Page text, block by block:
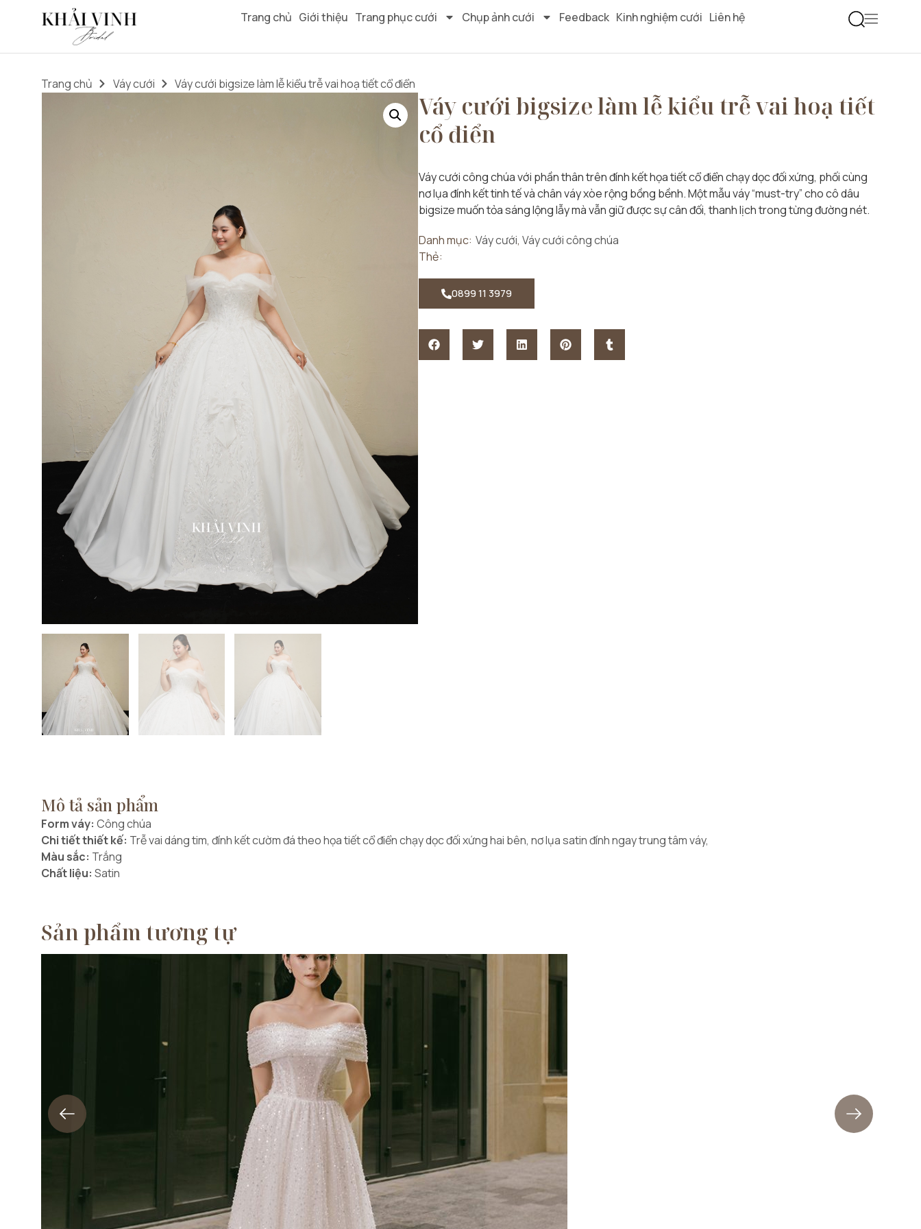
Trang chủ Giới thiệu Trang phục cưới Chụp ảnh cưới Feedback Kinh nghiệm cưới Liên hệ
Trang chủ Váy cưới Váy cưới bigsize làm lễ kiểu trễ vai hoạ tiết cổ điển
Váy cưới bigsize làm lễ kiểu trễ vai hoạ tiết
cổ điển
Váy cưới công chúa với phần thân trên đính kết họa tiết cổ điển chạy dọc đối xứng, phối cùng
nơ lụa đính kết tinh tế và chân váy xòe rộng bồng bềnh. Một mẫu váy “must-try” cho cô dâu
bigsize muốn tỏa sáng lộng lẫy mà vẫn giữ được sự cân đối, thanh lịch trong từng đường nét.
Danh mục: Váy cưới, Váy cưới công chúa
Thẻ:
0899 11 3979
Mô tả sản phẩm
Form váy: Công chúa
Chi tiết thiết kế: Trễ vai dáng tim, đính kết cườm đá theo họa tiết cổ điển chạy dọc đối xứng hai bên, nơ lụa satin đính ngay trung tâm váy,
Màu sắc: Trắng
Chất liệu: Satin
Sản phẩm tương tự